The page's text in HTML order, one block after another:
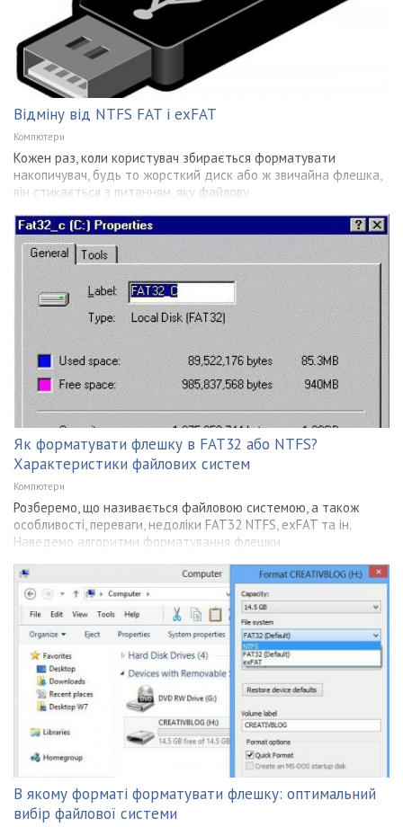
Відміну від NTFS FAT і exFAT
Компютери
Кожен раз, коли користувач збирається форматувати
накопичувач, будь то жорсткий диск або ж звичайна флешка,
він стикається з питанням, яку файлову
Як форматувати флешку в FAT32 або NTFS?
Характеристики файлових систем
Компютери
Розберемо, що називається файловою системою, а також
особливості, переваги, недоліки FAT32 NTFS, exFAT та ін.
Наведемо алгоритми форматування флешки
В якому форматі форматувати флешку: оптимальний
вибір файлової системи